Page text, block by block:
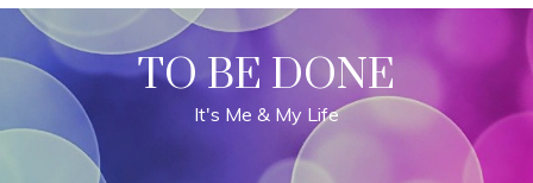
Skip
content
TO BE DONE
It's Me & My Life